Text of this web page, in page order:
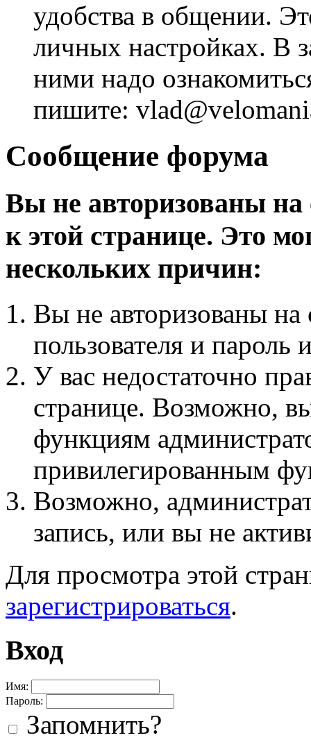
удобства в общении.
личных настройках. В
ними надо
пишите:
Сообщение форума
Вы не авторизованы на
к этой странице. Это
нескольких причин:
Вы не авторизованы на
пользователя и пароль
У вас недостаточно
странице. Возможно,
функциям
привилегированным
Возможно,
запись, или вы не
Для просмотра этой
зарегистрироваться.
Вход
Имя:
Пароль:
Запомнить?